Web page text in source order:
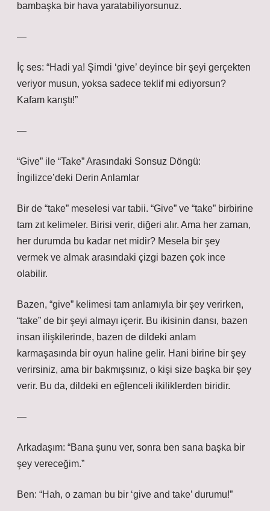
bambaşka bir hava yaratabiliyorsunuz.
—
İç ses: “Hadi ya! Şimdi ‘give’ deyince bir şeyi gerçekten
veriyor musun, yoksa sadece teklif mi ediyorsun?
Kafam karıştı!”
—
“Give” ile “Take” Arasındaki Sonsuz Döngü:
İngilizce’deki Derin Anlamlar
Bir de “take” meselesi var tabii. “Give” ve “take” birbirine
tam zıt kelimeler. Birisi verir, diğeri alır. Ama her zaman,
her durumda bu kadar net midir? Mesela bir şey
vermek ve almak arasındaki çizgi bazen çok ince
olabilir.
Bazen, “give” kelimesi tam anlamıyla bir şey verirken,
“take” de bir şeyi almayı içerir. Bu ikisinin dansı, bazen
insan ilişkilerinde, bazen de dildeki anlam
karmaşasında bir oyun haline gelir. Hani birine bir şey
verirsiniz, ama bir bakmışsınız, o kişi size başka bir şey
verir. Bu da, dildeki en eğlenceli ikiliklerden biridir.
—
Arkadaşım: “Bana şunu ver, sonra ben sana başka bir
şey vereceğim.”
Ben: “Hah, o zaman bu bir ‘give and take’ durumu!”